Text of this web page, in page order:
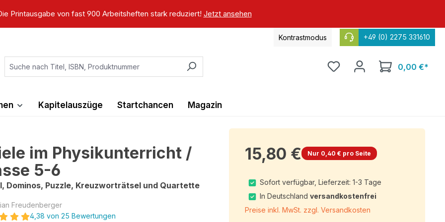
Printausgabe von fast 900 Arbeitsheften stark reduziert! Jetzt ansehen
Kontrastmodus +49 (0) 2275 331610
0,00 €*
Kapitelauszüge Startchancen Magazin
im Physikunterricht /
5-6
Dominos, Puzzle, Kreuzworträtsel und Quartette
Freudenberger
4,38 von 25 Bewertungen
15,80 € Nur 0,40 € pro Seite
Sofort verfügbar, Lieferzeit: 1-3 Tage
In Deutschland versandkostenfrei
Preise inkl. MwSt. zzgl. Versandkosten